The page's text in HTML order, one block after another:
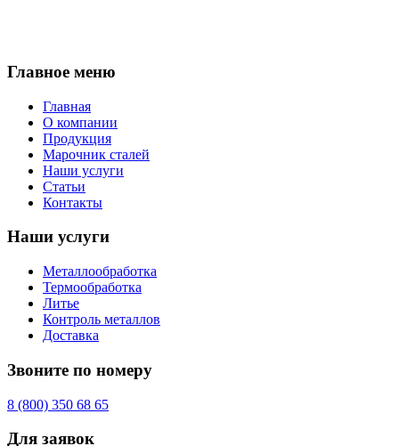
Главное меню
Главная
О компании
Продукция
Марочник сталей
Наши услуги
Статьи
Контакты
Наши услуги
Металлообработка
Термообработка
Литье
Контроль металлов
Доставка
Звоните по номеру
8 (800) 350 68 65
Для заявок